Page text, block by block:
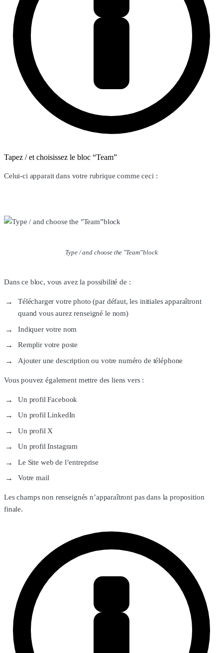
Tapez / et choisissez le bloc “Team”
Celui-ci apparait dans votre rubrique comme ceci :
Type / and choose the "Team”block
Dans ce bloc, vous avez la possibilité de :
Télécharger votre photo (par défaut, les initiales apparaîtront
quand vous aurez renseigné le nom)
Indiquer votre nom
Remplir votre poste
Ajouter une description ou votre numéro de téléphone
Vous pouvez également mettre des liens vers :
Un profil Facebook
Un profil LinkedIn
Un profil X
Un profil Instagram
Le Site web de l’entreprise
Votre mail
Les champs non renseignés n’apparaîtront pas dans la proposition
finale.